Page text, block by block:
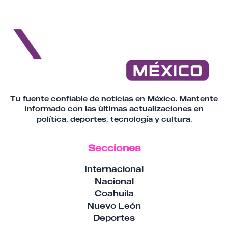
Tu fuente confiable de noticias en México. Mantente
informado con las últimas actualizaciones en
política, deportes, tecnología y cultura.
Secciones
Internacional
Nacional
Coahuila
Nuevo León
Deportes